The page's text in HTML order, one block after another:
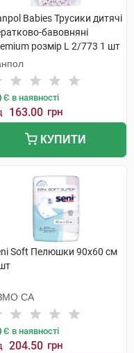
Babies Трусики дитячі
бавовняні
розмір L 2/773 1 шт
Є в наявності
163.00 грн
КУПИТИ
Soft Пелюшки 90х60 см
СА
Є в наявності
204.50 грн